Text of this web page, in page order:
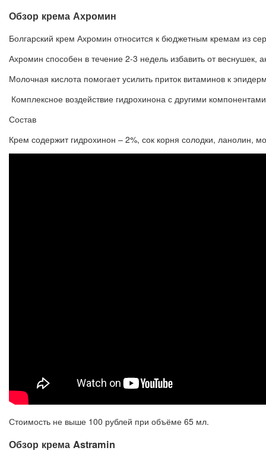
Обзор крема Ахромин
Болгарский крем Ахромин относится к бюджетным кремам из
Ахромин способен в течение 2-3 недель избавить от веснушек,
Молочная кислота помогает усилить приток витаминов к
Комплексное воздействие гидрохинона с другими
Состав
Крем содержит гидрохинон – 2%, сок корня солодки, ланолин,
Стоимость не выше 100 рублей при объёме 65 мл.
Обзор крема Astramin